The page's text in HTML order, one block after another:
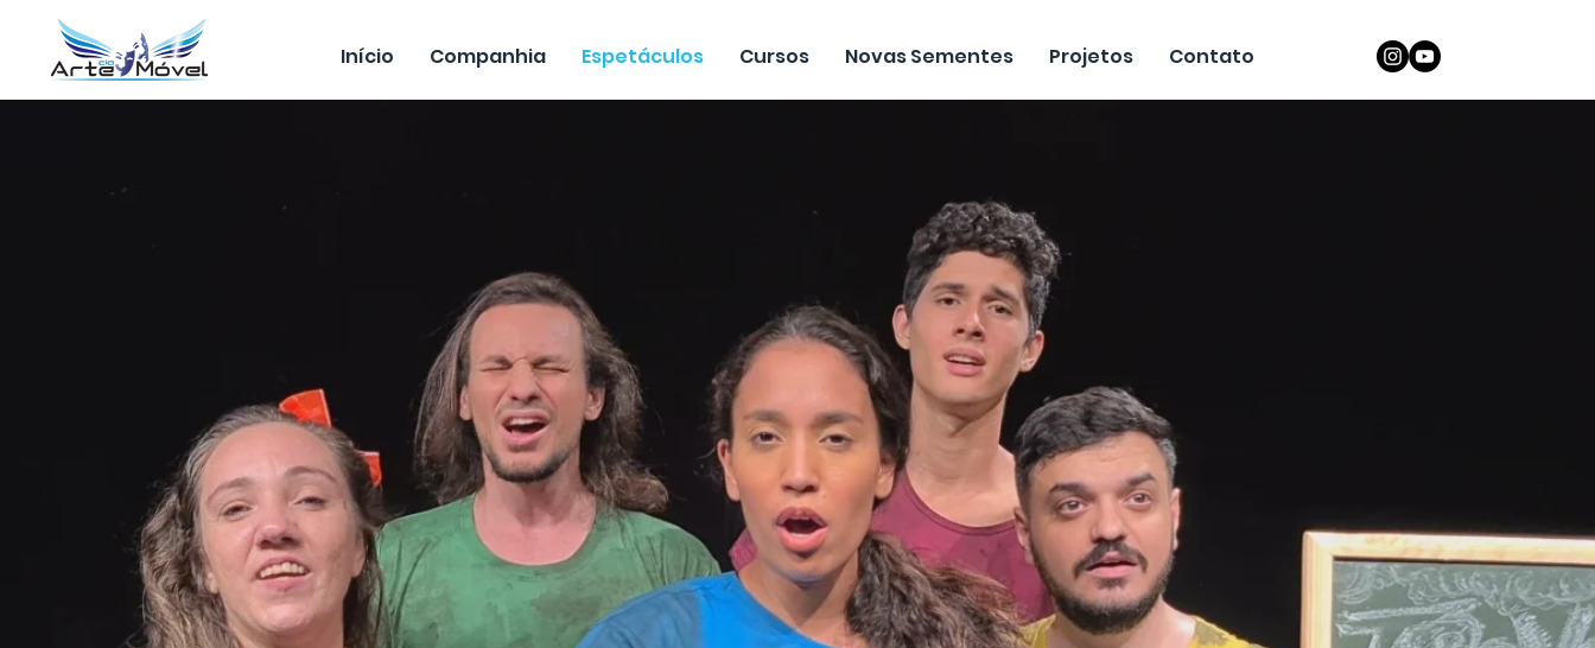
Início Companhia Espetáculos Cursos Novas Sementes Projetos Contato